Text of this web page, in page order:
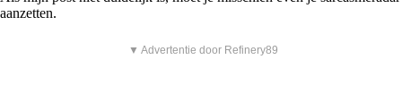
aanzetten.
▼ Advertentie door Refinery89